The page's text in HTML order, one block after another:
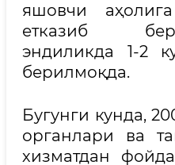
яшовчи
етказиб
эндиликда 1-2
берилмоқда.
Бугунги кунда,
органлари ва
хизматдан